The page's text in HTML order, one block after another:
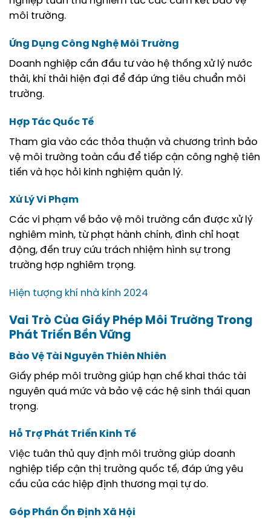
môi trường.
Ứng Dụng Công Nghệ Môi Trường
Doanh nghiệp cần đầu tư vào hệ thống xử lý nước
thải, khí thải hiện đại để đáp ứng tiêu chuẩn môi
trường.
Hợp Tác Quốc Tế
Tham gia vào các thỏa thuận và chương trình bảo
vệ môi trường toàn cầu để tiếp cận công nghệ tiên
tiến và học hỏi kinh nghiệm quản lý.
Xử Lý Vi Phạm
Các vi phạm về bảo vệ môi trường cần được xử lý
nghiêm minh, từ phạt hành chính, đình chỉ hoạt
động, đến truy cứu trách nhiệm hình sự trong
trường hợp nghiêm trọng.
Hiện tượng khí nhà kính 2024
Vai Trò Của Giấy Phép Môi Trường Trong
Phát Triển Bền Vững
Bảo Vệ Tài Nguyên Thiên Nhiên
Giấy phép môi trường giúp hạn chế khai thác tài
nguyên quá mức và bảo vệ các hệ sinh thái quan
trọng.
Hỗ Trợ Phát Triển Kinh Tế
Việc tuân thủ quy định môi trường giúp doanh
nghiệp tiếp cận thị trường quốc tế, đáp ứng yêu
cầu của các hiệp định thương mại tự do.
Góp Phần Ổn Định Xã Hội